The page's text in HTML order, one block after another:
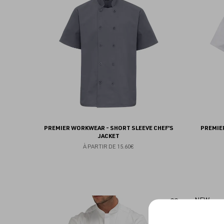
PREMIER WORKWEAR - SHORT SLEEVE CHEF'S
JACKET
À PARTIR DE 15.60€
Ajouter
NEW